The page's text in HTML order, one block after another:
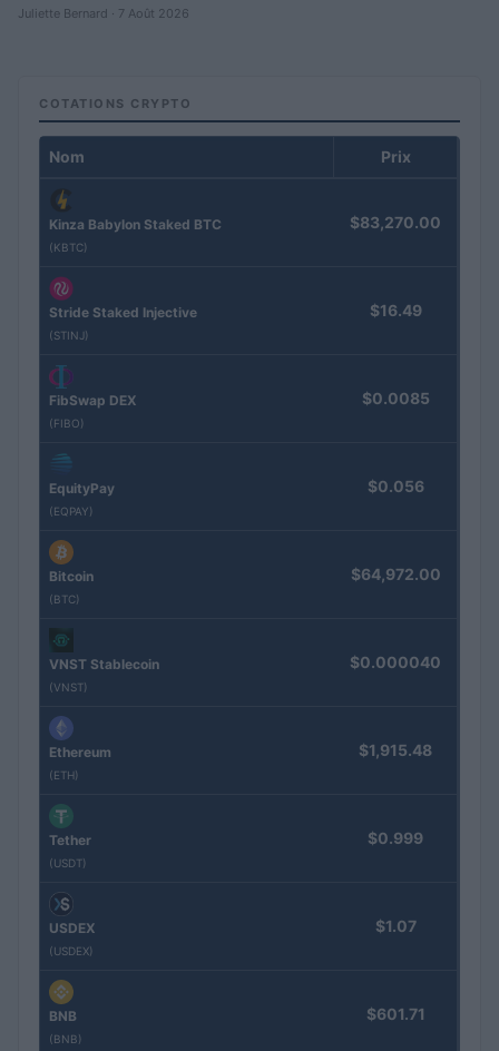
Juliette Bernard · 7 Août 2026
COTATIONS CRYPTO
Nom Prix
Kinza Babylon Staked BTC
(KBTC)
$83,270.00
Stride Staked Injective
(STINJ)
$16.49
FibSwap DEX
(FIBO)
$0.0085
EquityPay
(EQPAY)
$0.056
Bitcoin
(BTC)
$64,972.00
VNST Stablecoin
(VNST)
$0.000040
Ethereum
(ETH)
$1,915.48
Tether
(USDT)
$0.999
USDEX
(USDEX)
$1.07
BNB
(BNB)
$601.71